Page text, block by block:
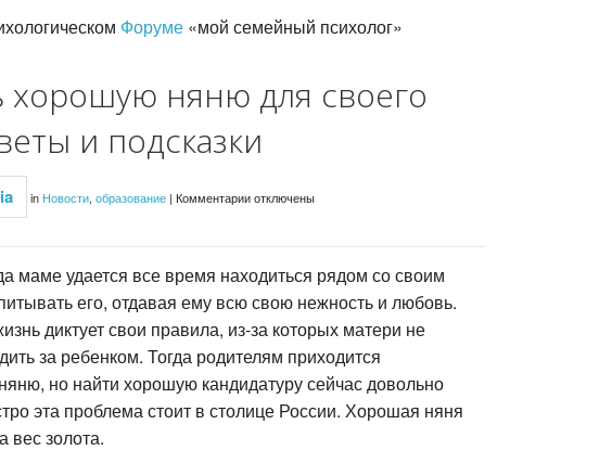
Форуме «мой семейный психолог»
хорошую няню для своего
и подсказки
in Новости,образование | Комментариизаписи
няню
для
своего
ребенка:
советы
и
отключены
маме удается все время находиться рядом со своим
его, отдавая ему всю свою нежность и любовь.
диктует свои правила, из-за которых матери не
за ребенком. Тогда родителям приходится
но найти хорошую кандидатуру сейчас довольно
эта проблема стоит в столице России. Хорошая няня
вес золота.